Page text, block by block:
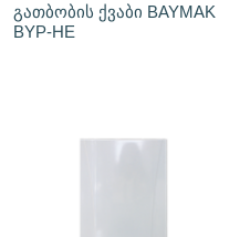
გათბობის ქვაბი BAYMAK
BYP-HE